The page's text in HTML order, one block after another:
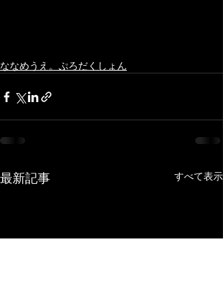
ななめうえ。ぷろだくしょん
最新記事 すべて表示